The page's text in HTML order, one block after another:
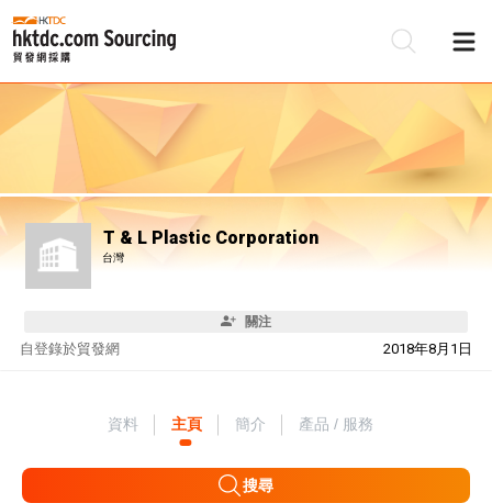
T & L Plastic Corporation
台灣
關注
自 2018年8月1日
登錄於貿發網
資料 主頁 簡介 產品 / 服務
搜尋